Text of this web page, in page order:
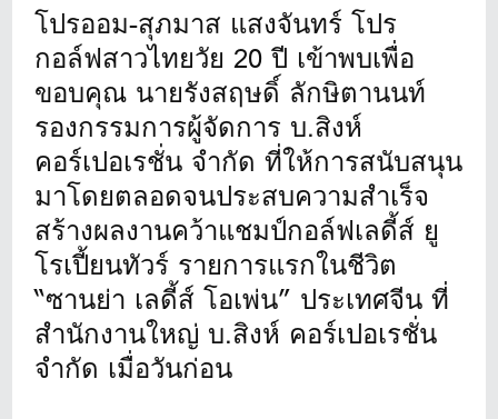
โปรออม-สุภมาส แสงจันทร์ โปร
กอล์ฟสาวไทยวัย 20 ปี เข้าพบเพื่อ
ขอบคุณ นายรังสฤษดิ์ ลักษิตานนท์
รองกรรมการผู้จัดการ บ.สิงห์
คอร์เปอเรชั่น จำกัด ที่ให้การสนับสนุน
มาโดยตลอดจนประสบความสำเร็จ
สร้างผลงานคว้าแชมป์กอล์ฟเลดี้ส์ ยู
โรเปี้ยนทัวร์ รายการแรกในชีวิต
“ซานย่า เลดี้ส์ โอเพ่น” ประเทศจีน ที่
สำนักงานใหญ่ บ.สิงห์ คอร์เปอเรชั่น
จำกัด เมื่อวันก่อน